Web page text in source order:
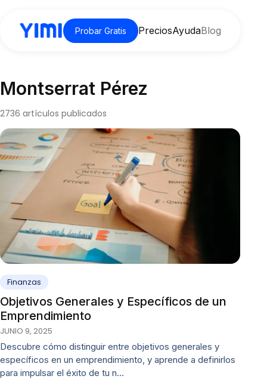
Probar Gratis PreciosAyudaBlog
Montserrat Pérez
2736 artículos publicados
Finanzas
Objetivos Generales y Específicos de un
Emprendimiento
JUNIO 9, 2025
Descubre cómo distinguir entre objetivos generales y
específicos en un emprendimiento, y aprende a definirlos
para impulsar el éxito de tu n…